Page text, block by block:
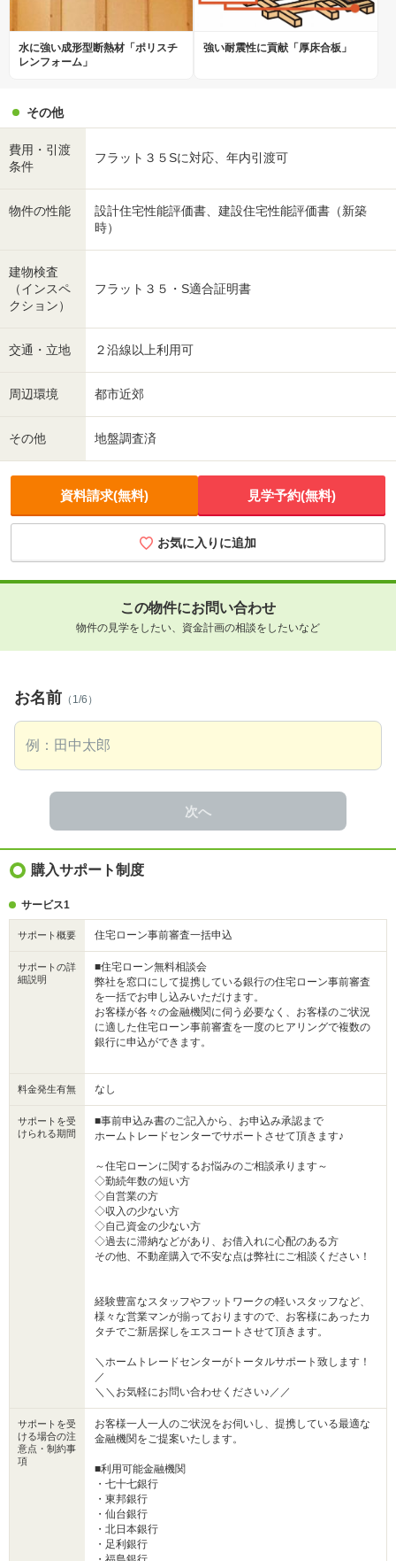
水に強い成形型断熱材「ポリスチ
レンフォーム」
強い耐震性に貢献「厚床合板」
その他
費用・引渡
条件
フラット３５Sに対応、年内引渡可
物件の性能
設計住宅性能評価書、建設住宅性能評価書（新築
時）
建物検査
（インスペ
クション）
フラット３５・S適合証明書
交通・立地 ２沿線以上利用可
周辺環境 都市近郊
その他 地盤調査済
資料請求(無料) 見学予約(無料)
お気に入りに追加
この物件にお問い合わせ
物件の見学をしたい、資金計画の相談をしたいなど
お名前 （1/6）
次へ
購入サポート制度
サービス1
サポート概要 住宅ローン事前審査一括申込
サポートの詳
細説明
■住宅ローン無料相談会
弊社を窓口にして提携している銀行の住宅ローン事前審査
を一括でお申し込みいただけます。
お客様が各々の金融機関に伺う必要なく、お客様のご状況
に適した住宅ローン事前審査を一度のヒアリングで複数の
銀行に申込ができます。
料金発生有無 なし
サポートを受
けられる期間
■事前申込み書のご記入から、お申込み承認まで
ホームトレードセンターでサポートさせて頂きます♪
～住宅ローンに関するお悩みのご相談承ります～
◇勤続年数の短い方
◇自営業の方
◇収入の少ない方
◇自己資金の少ない方
◇過去に滞納などがあり、お借入れに心配のある方
その他、不動産購入で不安な点は弊社にご相談ください！
経験豊富なスタッフやフットワークの軽いスタッフなど、
様々な営業マンが揃っておりますので、お客様にあったカ
タチでご新居探しをエスコートさせて頂きます。
＼ホームトレードセンターがトータルサポート致します！
／
＼＼お気軽にお問い合わせください♪／／
サポートを受
ける場合の注
意点・制約事
項
お客様一人一人のご状況をお伺いし、提携している最適な
金融機関をご提案いたします。
■利用可能金融機関
・七十七銀行
・東邦銀行
・仙台銀行
・北日本銀行
・足利銀行